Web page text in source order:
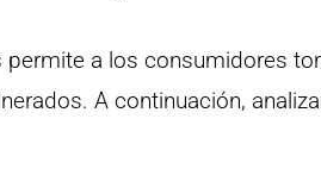
a los consumidores
A continuación,